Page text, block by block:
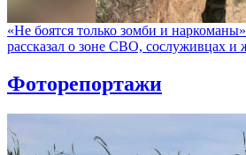
«Не боятся только зомби и
рассказал о зоне СВО, сослуживцах и
Фоторепортажи